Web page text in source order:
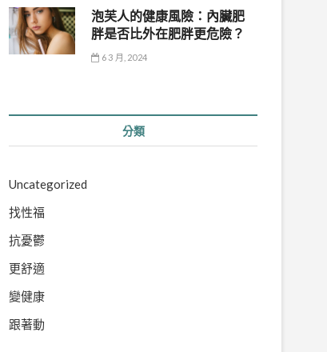
泡芙人的健康風險：內臟肥
胖是否比外在肥胖更危險？
6 3 月, 2024
分類
Uncategorized
找性福
抗憂鬱
更舒適
變健康
跟著動